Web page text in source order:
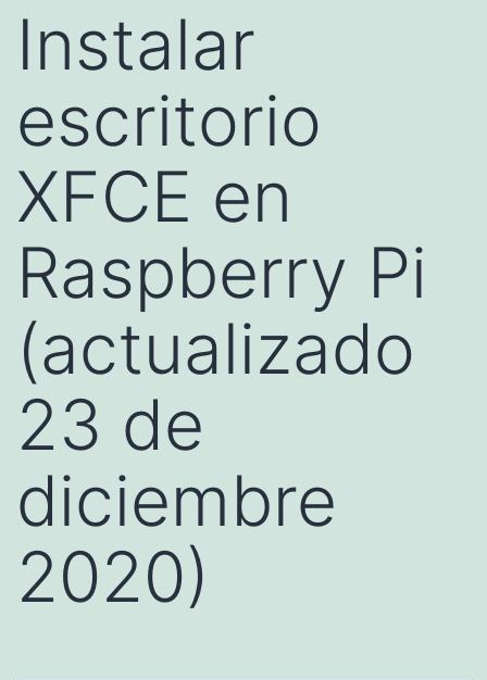
Instalar
escritorio
XFCE en
Raspberry Pi
(actualizado
23 de
diciembre
2020)